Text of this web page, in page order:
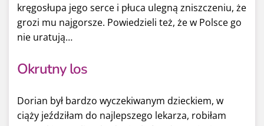
kręgosłupa jego serce i płuca ulegną zniszczeniu, że
grozi mu najgorsze. Powiedzieli też, że w Polsce go
nie uratują…
Okrutny los
Dorian był bardzo wyczekiwanym dzieckiem, w
ciąży jeździłam do najlepszego lekarza, robiłam